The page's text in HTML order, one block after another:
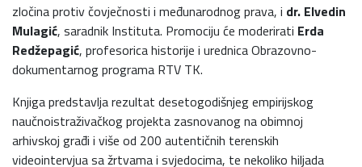
zločina protiv čovječnosti i međunarodnog prava, i dr. Elvedin
Mulagić, saradnik Instituta. Promociju će moderirati Erda
Redžepagić, profesorica historije i urednica Obrazovno-
dokumentarnog programa RTV TK.
Knjiga predstavlja rezultat desetogodišnjeg empirijskog
naučnoistraživačkog projekta zasnovanog na obimnoj
arhivskoj građi i više od 200 autentičnih terenskih
videointervjua sa žrtvama i svjedocima, te nekoliko hiljada